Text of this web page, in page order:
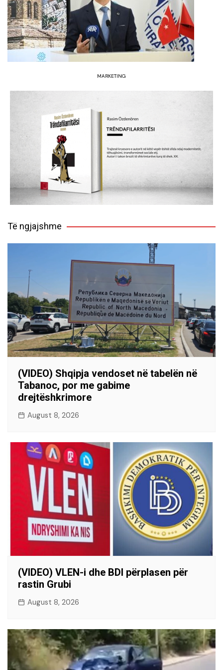
MARKETING
Të ngjajshme
(VIDEO) Shqipja vendoset në tabelën në
Tabanoc, por me gabime
drejtëshkrimore
August 8, 2026
(VIDEO) VLEN-i dhe BDI përplasen për
rastin Grubi
August 8, 2026